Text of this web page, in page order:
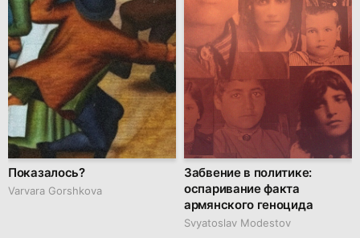
Показалось?
Varvara Gorshkova
Забвение в политике:
оспаривание факта
армянского геноцида
Svyatoslav Modestov